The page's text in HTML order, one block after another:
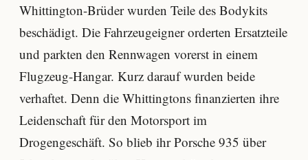
Whittington-Brüder wurden Teile des Bodykits
beschädigt. Die Fahrzeugeigner orderten Ersatzteile
und parkten den Rennwagen vorerst in einem
Flugzeug-Hangar. Kurz darauf wurden beide
verhaftet. Denn die Whittingtons finanzierten ihre
Leidenschaft für den Motorsport im
Drogengeschäft. So blieb ihr Porsche 935 über